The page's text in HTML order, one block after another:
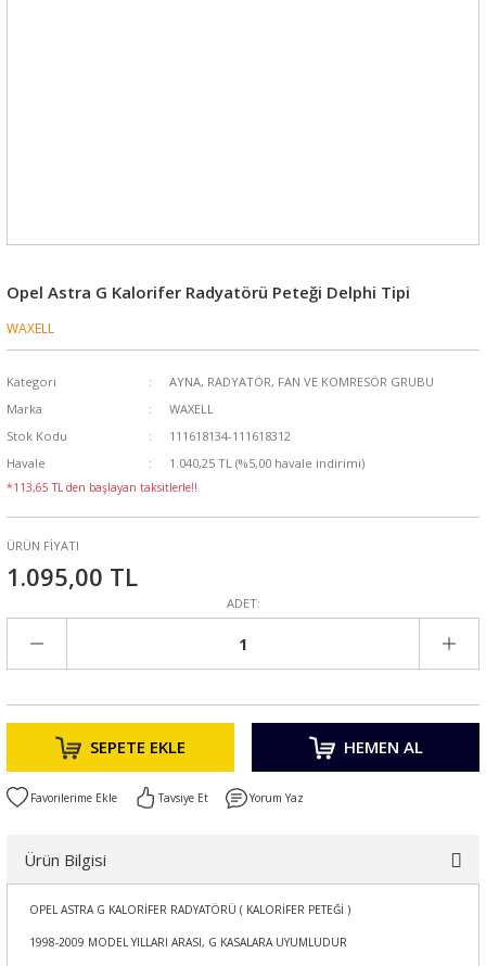
Opel Astra G Kalorifer Radyatörü Peteği Delphi Tipi
WAXELL
Kategori
AYNA, RADYATÖR, FAN VE KOMRESÖR GRUBU
Marka
WAXELL
Stok Kodu
111618134-111618312
Havale
1.040,25 TL (%5,00 havale indirimi)
*113,65 TL den başlayan taksitlerle!!
ÜRÜN FİYATI
1.095,00 TL
ADET:
SEPETE EKLE HEMEN AL
Tavsiye Et Yorum Yaz
Ürün Bilgisi
OPEL ASTRA G KALORİFER RADYATÖRÜ ( KALORİFER PETEĞİ )
1998-2009 MODEL YILLARI ARASI, G KASALARA UYUMLUDUR